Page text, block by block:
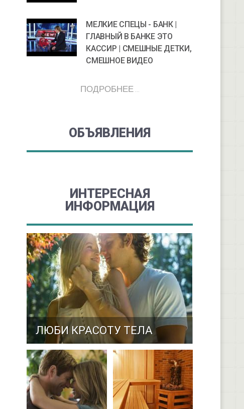
МЕЛКИЕ СПЕЦЫ - БАНК |
ГЛАВНЫЙ В БАНКЕ ЭТО
КАССИР | СМЕШНЫЕ ДЕТКИ,
СМЕШНОЕ ВИДЕО
ПОДРОБНЕЕ ...
ОБЪЯВЛЕНИЯ
ИНТЕРЕСНАЯ
ИНФОРМАЦИЯ
ЛЮБИ КРАСОТУ ТЕЛА